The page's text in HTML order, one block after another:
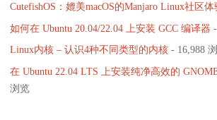
用
CutefishOS：媲美macOS的Manjaro Linux社区体
如何在 Ubuntu 20.04/22.04 上安装 GCC 编译器
Linux内核 – 认识4种不同类型的内核- 16,988
在 Ubuntu 22.04 LTS 上安装纯净高效的
浏览